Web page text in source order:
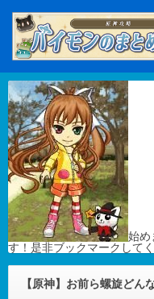
始め
す！是非ブックマークして
【原神】お前ら螺旋どん